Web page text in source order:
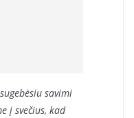
savimi
į svečius, kad